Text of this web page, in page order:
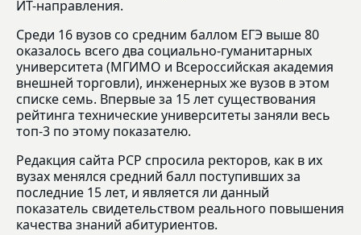
ИТ-направления.
Среди 16 вузов со средним баллом ЕГЭ выше 80
оказалось всего два социально-гуманитарных
университета (МГИМО и Всероссийская академия
внешней торговли), инженерных же вузов в этом
списке семь. Впервые за 15 лет существования
рейтинга технические университеты заняли весь
топ-3 по этому показателю.
Редакция сайта РСР спросила ректоров, как в их
вузах менялся средний балл поступивших за
последние 15 лет, и является ли данный
показатель свидетельством реального повышения
качества знаний абитуриентов.